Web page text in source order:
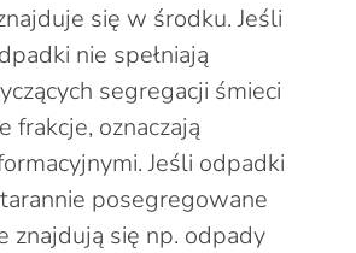
się w środku. Jeśli
nie spełniają
segregacji śmieci
frakcje, oznaczają
Jeśli odpadki
posegregowane
znajdują się np. odpady